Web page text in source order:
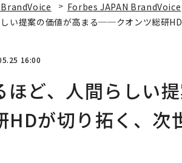
Forbes JAPAN BrandVoice
い提案の価値が高まる──クオンツ総研
16:00
ほど、人間らしい
HDが切り拓く、次